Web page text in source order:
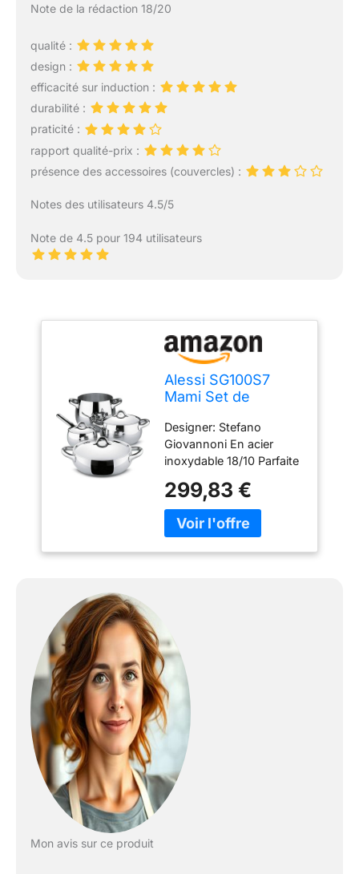
Note de la rédaction 18/20
qualité :
design :
efficacité sur induction :
durabilité :
praticité :
rapport qualité-prix :
présence des accessoires (couvercles) :
Notes des utilisateurs 4.5/5
Note de 4.5 pour 194 utilisateurs
Alessi SG100S7
Mami Set de
Inoxydable 38 x 46
x 40 cm
Designer: Stefano
Giovannoni En acier
inoxydable 18/10 Parfaite
(SG100/20), Faitout
(SG101/20), Rondin
(SG102/24), Casserole à
299,83 €
Mon avis sur ce produit